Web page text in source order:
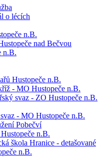
o lécích
n.B.
nad Bečvou
n.B.
Hustopeče n.B.
- MO Hustopeče n.B.
svaz - ZO Hustopeče n.B.
- MO Hustopeče n.B.
Pobečví
n.B.
škola Hranice - detašované
n.B.